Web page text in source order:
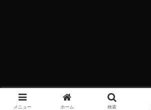
メニュー ホーム 検索